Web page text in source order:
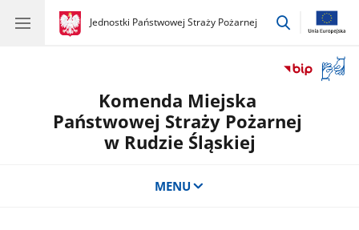
gov.pl
Jednostki Państwowej Straży Pożarnej
gov.pl
Jednostki
przejdź
okno
Komenda Miejska
Państwowej Straży Pożarnej
w Rudzie Śląskiej
MENU